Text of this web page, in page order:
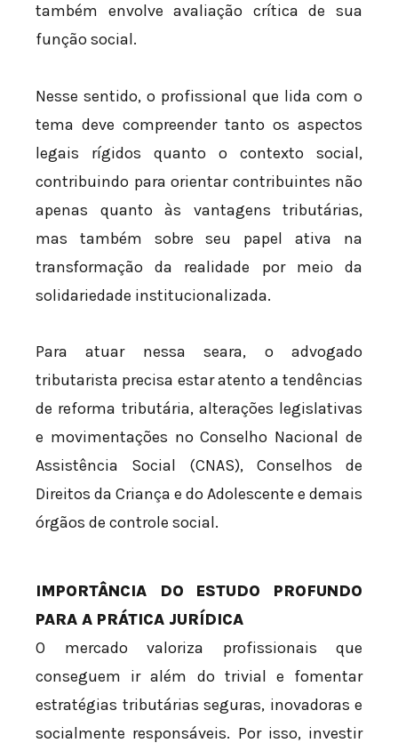
também envolve avaliação crítica de sua
função social.
Nesse sentido, o profissional que lida com o
tema deve compreender tanto os aspectos
legais rígidos quanto o contexto social,
contribuindo para orientar contribuintes não
apenas quanto às vantagens tributárias,
mas também sobre seu papel ativa na
transformação da realidade por meio da
solidariedade institucionalizada.
Para atuar nessa seara, o advogado
tributarista precisa estar atento a tendências
de reforma tributária, alterações legislativas
e movimentações no Conselho Nacional de
Assistência Social (CNAS), Conselhos de
Direitos da Criança e do Adolescente e demais
órgãos de controle social.
IMPORTÂNCIA DO ESTUDO PROFUNDO
PARA A PRÁTICA JURÍDICA
O mercado valoriza profissionais que
conseguem ir além do trivial e fomentar
estratégias tributárias seguras, inovadoras e
socialmente responsáveis. Por isso, investir